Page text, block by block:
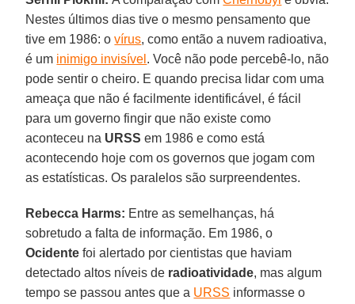
Nestes últimos dias tive o mesmo pensamento que
tive em 1986: ovírus, como então a nuvem radioativa,
é um inimigo invisível . Você não pode percebê-lo, não
pode sentir o cheiro. E quando precisa lidar com uma
ameaça que não é facilmente identificável, é fácil
para um governo fingir que não existe como
aconteceu na URSS em 1986 e como está
acontecendo hoje com os governos que jogam com
as estatísticas. Os paralelos são surpreendentes.
Rebecca Harms: Entre as semelhanças, há
sobretudo a falta de informação. Em 1986, o
Ocidente foi alertado por cientistas que haviam
detectado altos níveis de radioatividade, mas algum
tempo se passou antes que a URSS informasse o